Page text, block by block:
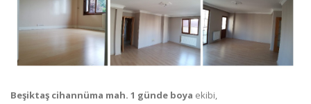
Beşiktaş cihannüma mah. 1 günde boya ekibi,